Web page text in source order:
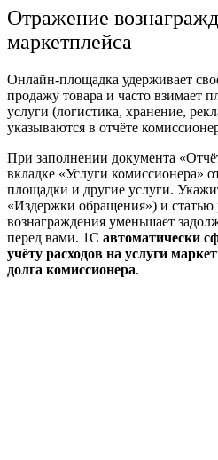
Отражение
маркетплейса
Онлайн-площадка удерживает
продажу товара и часто взимает
услуги (логистика, хранение,
указываются в отчёте
При заполнении документа
вкладке «Услуги комиссионера»
площадки и другие услуги.
«Издержки обращения») и статью
вознаграждения уменьшает
перед вами. 1С автоматически
учёту расходов на услуги
долга комиссионера.